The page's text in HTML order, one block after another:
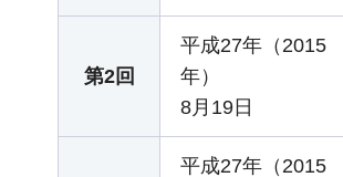
第2回
平成27年（2015
年）
8月19日
平成27年（2015